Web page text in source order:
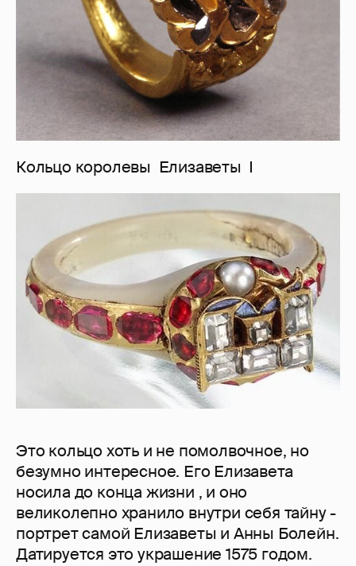
Кольцо королевы Елизаветы І
Это кольцо хоть и не помолвочное, но
безумно интересное. Его Елизавета
носила до конца жизни , и оно
великолепно хранило внутри себя тайну -
портрет самой Елизаветы и Анны Болейн.
Датируется это украшение 1575 годом.